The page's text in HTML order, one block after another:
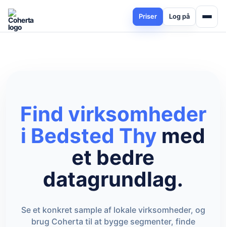
Priser Log på
Find virksomheder
i Bedsted Thy med
et bedre
datagrundlag.
Se et konkret sample af lokale virksomheder, og
brug Coherta til at bygge segmenter, finde